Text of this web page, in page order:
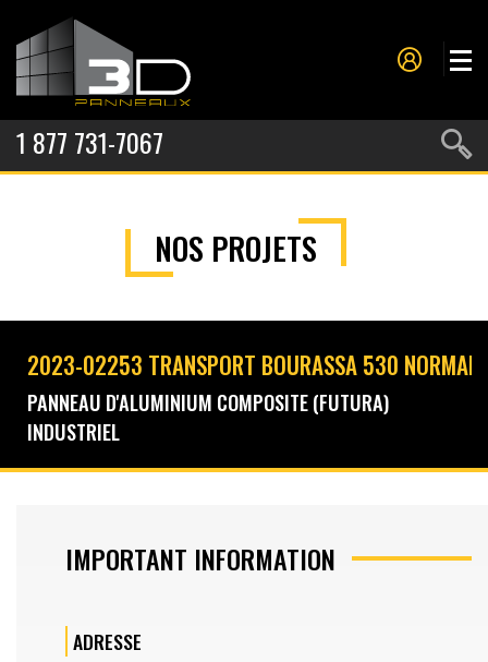
1 877 731-7067
NOS SERVICES
À PROPOS
CONTACT
DÉCOUPE D’EXTRUSION
JOURNALIER
NOS PROJETS
2023-02253 TRANSPORT BOURASSA 530
PANNEAU D'ALUMINIUM COMPOSITE (FUTURA)
INDUSTRIEL
IMPORTANT INFORMATION
ADRESSE